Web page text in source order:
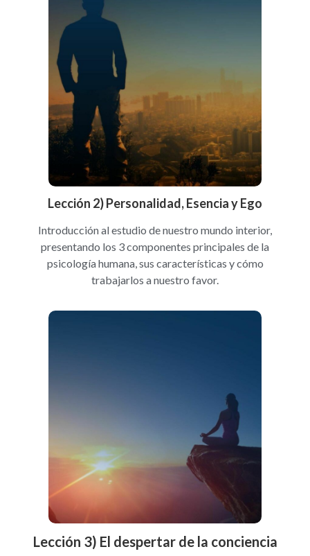
Lección 3) El despertar de la conciencia
Lección 2) Personalidad, Esencia y Ego
Introducción al estudio de nuestro mundo interior,
presentando los 3 componentes principales de la
psicología humana, sus características y cómo
trabajarlos a nuestro favor.